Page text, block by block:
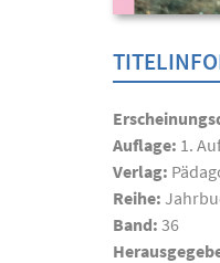
Auflage: 1.
Verlag:
Reihe:
Band: 36